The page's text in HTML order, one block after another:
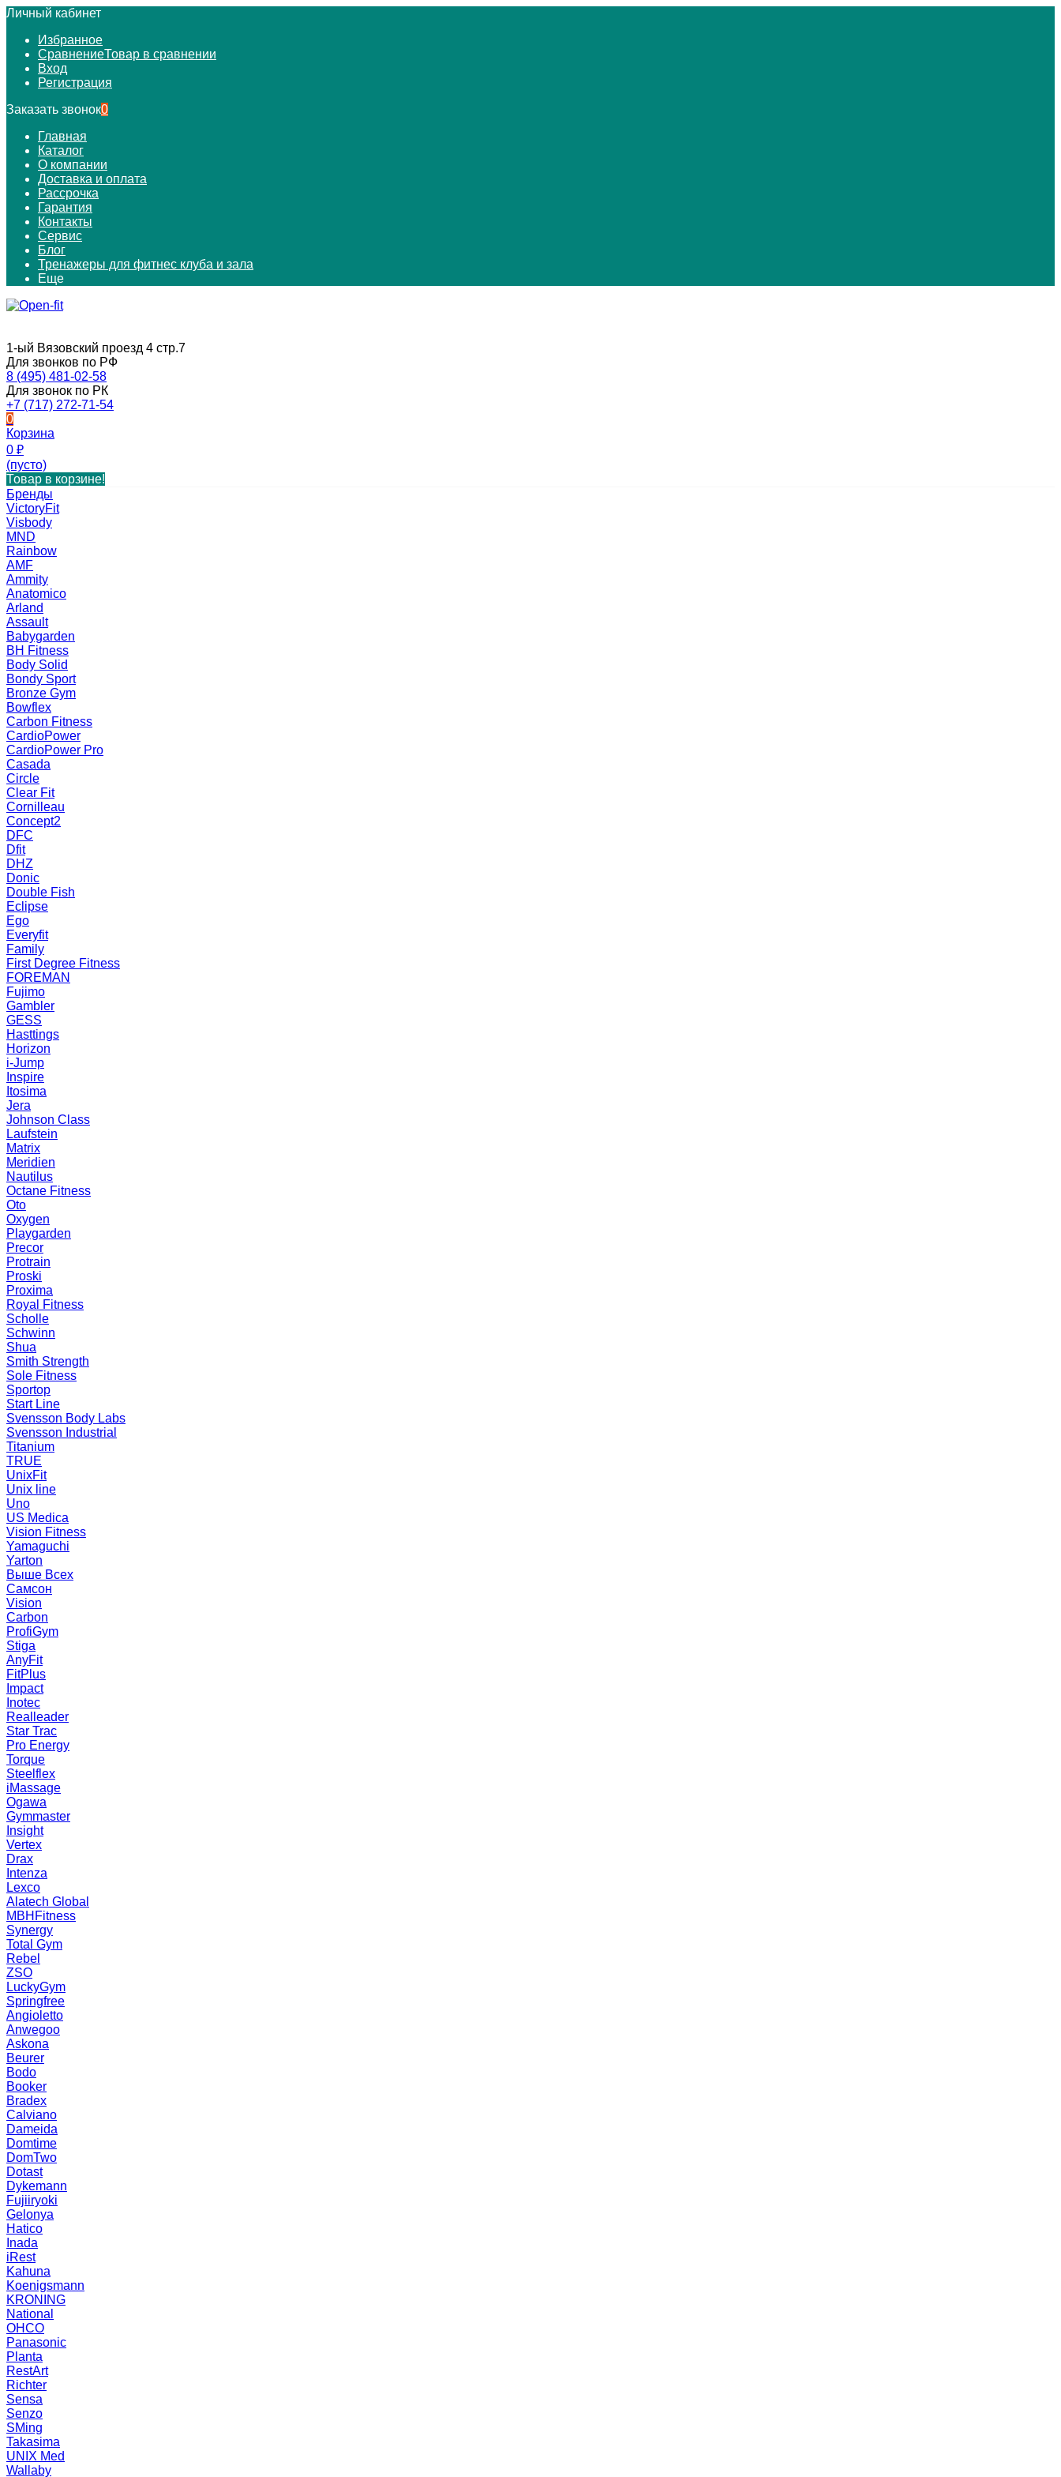
Личный кабинет
Избранное
СравнениеТовар в сравнении
Вход
Регистрация
Заказать звонок0
Главная
Каталог
О компании
Доставка и оплата
Рассрочка
Гарантия
Контакты
Сервис
Блог
Тренажеры для фитнес клуба и зала
Еще
1-ый Вязовский проезд 4 стр.7
Для звонков по РФ
8 (495) 481-02-58
Для звонок по РК
+7 (717) 272-71-54
0
Корзина
0 ₽
(пусто)
Товар в корзине!
Бренды
VictoryFit
Visbody
MND
Rainbow
AMF
Ammity
Anatomico
Arland
Assault
Babygarden
BH Fitness
Body Solid
Bondy Sport
Bronze Gym
Bowflex
Carbon Fitness
CardioPower
CardioPower Pro
Casada
Circle
Clear Fit
Cornilleau
Concept2
DFC
Dfit
DHZ
Donic
Double Fish
Eclipse
Ego
Everyfit
Family
First Degree Fitness
FOREMAN
Fujimo
Gambler
GESS
Hasttings
Horizon
i-Jump
Inspire
Itosima
Jera
Johnson Class
Laufstein
Matrix
Meridien
Nautilus
Octane Fitness
Oto
Oxygen
Playgarden
Precor
Protrain
Proski
Proxima
Royal Fitness
Scholle
Schwinn
Shua
Smith Strength
Sole Fitness
Sportop
Start Line
Svensson Body Labs
Svensson Industrial
Titanium
TRUE
UnixFit
Unix line
Uno
US Medica
Vision Fitness
Yamaguchi
Yarton
Выше Всех
Самсон
Vision
Carbon
ProfiGym
Stiga
AnyFit
FitPlus
Impact
Inotec
Realleader
Star Trac
Pro Energy
Torque
Steelflex
iMassage
Ogawa
Gymmaster
Insight
Vertex
Drax
Intenza
Lexco
Alatech Global
MBHFitness
Synergy
Total Gym
Rebel
ZSO
LuckyGym
Springfree
Angioletto
Anwegoo
Askona
Beurer
Bodo
Booker
Bradex
Calviano
Dameida
Domtime
DomTwo
Dotast
Dykemann
Fujiiryoki
Gelonya
Hatico
Inada
iRest
Kahuna
Koenigsmann
KRONING
National
OHCO
Panasonic
Planta
RestArt
Richter
Sensa
Senzo
SMing
Takasima
UNIX Med
Wallaby